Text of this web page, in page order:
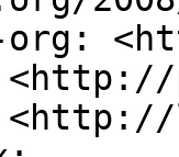
org: